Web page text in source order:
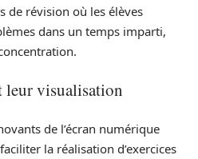
de révision où les élèves
dans un temps imparti,
leur visualisation
de l’écran numérique
la réalisation d’exercices